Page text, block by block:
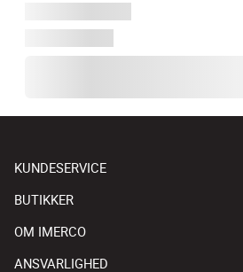
KUNDESERVICE
BUTIKKER
OM IMERCO
ANSVARLIGHED